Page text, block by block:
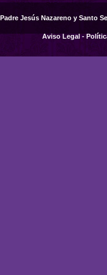
Jesús Nazareno y Santo
Aviso Legal-